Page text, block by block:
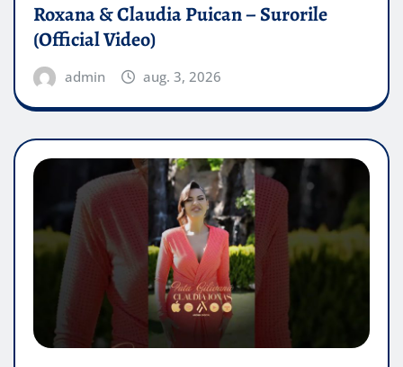
Roxana & Claudia Puican – Surorile
(Official Video)
admin aug. 3, 2026